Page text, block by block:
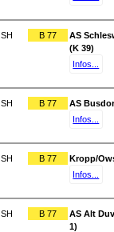
SH B 77
AS
(K 39)
Infos...
SH B 77
AS
Infos...
SH B 77
Kropp/
Infos...
SH B 77
AS Alt
1)